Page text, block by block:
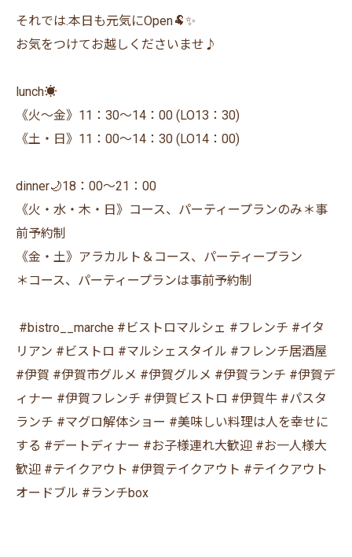
それでは.本日も元気にOpen🐏✨
お気をつけてお越しくださいませ♪
lunch☀️
《火〜金》11：30〜14：00 (LO13：30)
《土・日》11：00〜14：30 (LO14：00)
dinner🌙18：00〜21：00
《火・水・木・日》コース、パーティープランのみ＊事
前予約制
《金・土》アラカルト＆コース、パーティープラン
＊コース、パーティープランは事前予約制
⁡ #bistro__marche #ビストロマルシェ #フレンチ #イタ
リアン #ビストロ #マルシェスタイル #フレンチ居酒屋
#伊賀 #伊賀市グルメ #伊賀グルメ #伊賀ランチ #伊賀デ
ィナー #伊賀フレンチ #伊賀ビストロ #伊賀牛 #パスタ
ランチ #マグロ解体ショー #美味しい料理は人を幸せに
する #デートディナー #お子様連れ大歓迎 #お一人様大
歓迎 #テイクアウト #伊賀テイクアウト #テイクアウト
オードブル #ランチbox